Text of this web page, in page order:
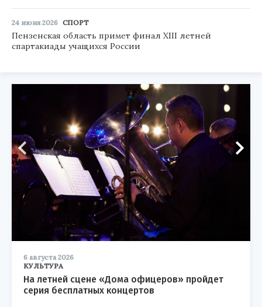
24 июня 2026 СПОРТ
Пензенская область примет финал XIII летней
спартакиады учащихся России
6 августа 2026
КУЛЬТУРА
На летней сцене «Дома офицеров» пройдет
серия бесплатных концертов